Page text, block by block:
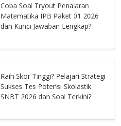
Coba Soal Tryout Penalaran
Matematika IPB Paket 01 2026
dan Kunci Jawaban Lengkap?
Raih Skor Tinggi? Pelajari Strategi
Sukses Tes Potensi Skolastik
SNBT 2026 dan Soal Terkini?